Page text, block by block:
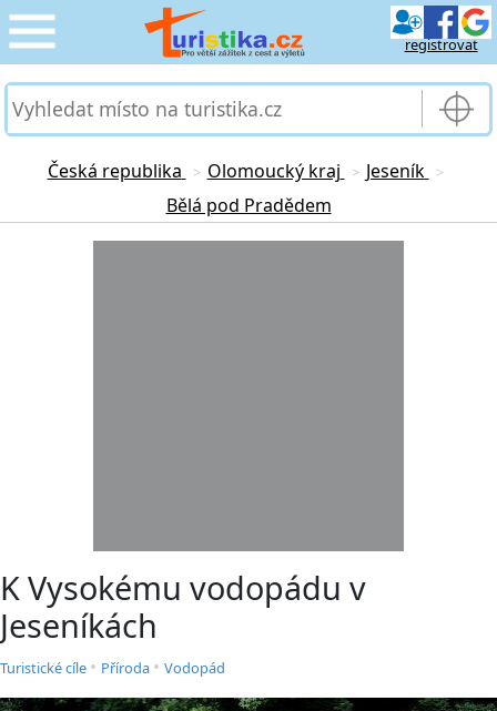
registrovat
CESTOVÁNÍ
SLUŽBY & DOPRAVA
›
Česká republika > Olomoucký kraj > Jeseník >
Bělá pod Pradědem
K Vysokému vodopádu v
Jeseníkách
Turistické cíle • Příroda • Vodopád